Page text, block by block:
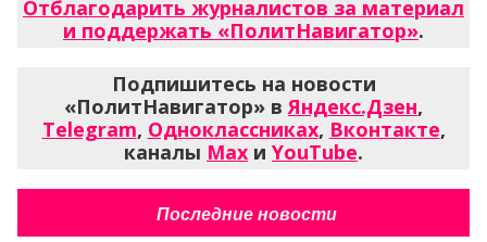
Отблагодарить журналистов за материал
и поддержать «ПолитНавигатор».
Подпишитесь на новости
«ПолитНавигатор» вЯндекс.Дзен,
Telegram, Одноклассниках, Вконтакте,
каналы Max и YouTube.
Последние новости